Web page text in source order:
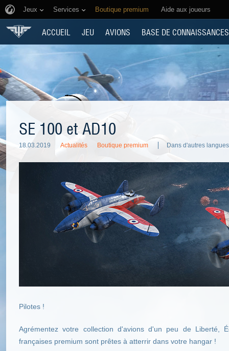
Jeux Services Boutique premium Aide aux joueurs
ACCUEIL JEU AVIONS BASE DE CONNAISSANCES
SE 100 et AD10
18.03.2019 Actualités Boutique premium Dans d'autres
Pilotes !
Agrémentez votre collection d'avions d'un peu de Liberté,
françaises premium sont prêtes à atterrir dans votre hangar !